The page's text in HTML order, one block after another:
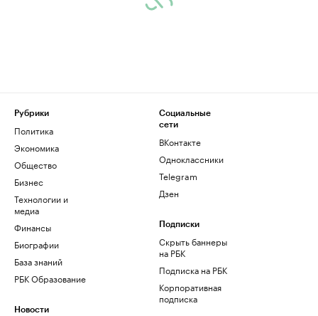
Рубрики
Политика
Экономика
Общество
Бизнес
Технологии и
медиа
Финансы
Биографии
База знаний
РБК Образование
Новости
Социальные
сети
ВКонтакте
Одноклассники
Telegram
Дзен
Подписки
Скрыть баннеры
на РБК
Подписка на РБК
Корпоративная
подписка